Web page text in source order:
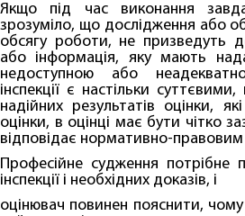
Якщо під час виконання
зрозуміло, що дослідження або
обсягу роботи, не призведуть
або інформація, яку мають
недоступною або
інспекції є настільки
надійних результатів оцінки,
оцінки, в оцінці має бути чітко
відповідає нормативно-
Професійне судження потрібне
інспекції і необхідних доказів, і
оцінювач повинен пояснити, чому